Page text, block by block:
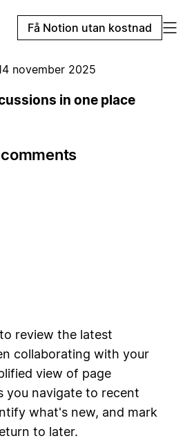
Få Notion utan kostnad
november 2025
in one place
review the latest
collaborating with your
view of page
you navigate to recent
what's new, and mark
to later.